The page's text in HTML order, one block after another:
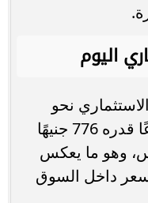
اليوم
نحو
38504 جنيهات، ليسجل ارتفاعًا قدره 776 جنيهًا
وهو ما يعكس
داخل السوق